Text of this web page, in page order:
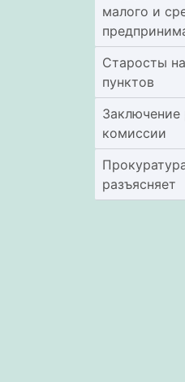
малого и
Старосты
пунктов
Заключение
комиссии
разъясняет